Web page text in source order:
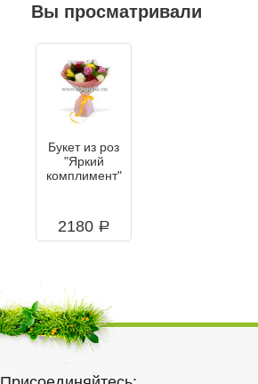
Вы просматривали
Букет из роз
"Яркий
комплимент"
2180 a